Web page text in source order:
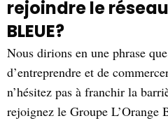
rejoindre le réseau
BLEUE?
Nous dirions en une phrase
d’entreprendre et de
n’hésitez pas à franchir la
rejoignez le Groupe L’Orange